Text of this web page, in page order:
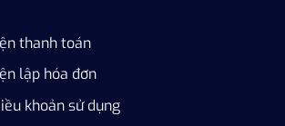
thanh toán
lập hóa đơn
khoản sử dụng